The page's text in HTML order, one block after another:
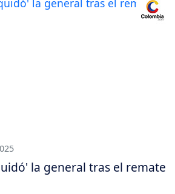
la general tras el remate